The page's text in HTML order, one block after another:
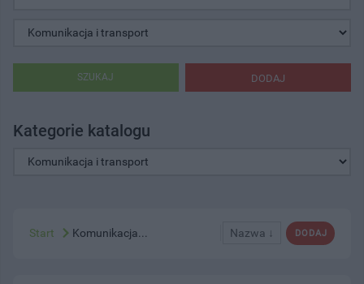
DODAJ
SZUKAJ
Kategorie katalogu
DODAJ
Nazwa ↓
Start Komunikacja...